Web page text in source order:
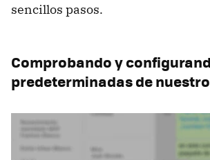
sencillos pasos.
Comprobando y
predeterminadas de